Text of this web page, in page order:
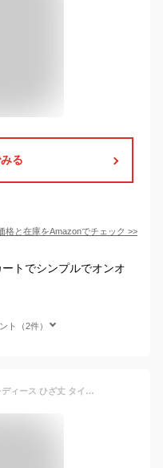
る
格と在庫をAmazonでチェック >>
トでシンプルでオンオ
ト（2件）
【メール便送料無料】スカート レディース ひざ丈 タイトスカート 秋 冬 秋冬 切替 スカート ミディアム丈 スリット ペンシルスカート チラ見せ レース 膝丈 ブラック 黒 ウエストゴム 大人 ミディアムスカート 20代 30代 40代 OL ママ 母 オフィス カジュアル あす楽